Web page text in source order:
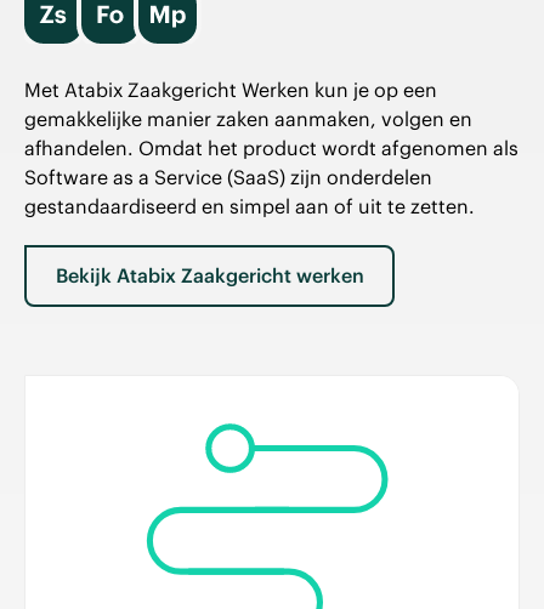
Met Atabix Zaakgericht Werken kun je op een
gemakkelijke manier zaken aanmaken, volgen en
afhandelen. Omdat het product wordt afgenomen als
Software as a Service (SaaS) zijn onderdelen
gestandaardiseerd en simpel aan of uit te zetten.
Bekijk Atabix Zaakgericht werken